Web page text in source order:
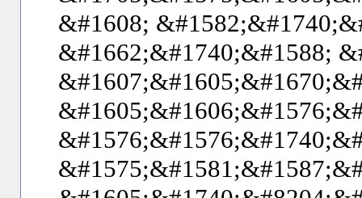
&#1608;
&#1662;&#1740;&#1588;